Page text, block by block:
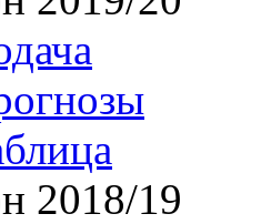
2018/19